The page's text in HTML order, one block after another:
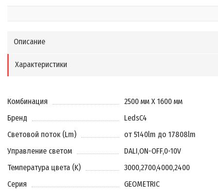
Описание
Характеристики
Комбинация
2500 мм X 1600 мм
Бренд
LedsC4
Световой поток (Lm)
от 5140lm до 17808lm
Управление светом
DALI,ON-OFF,0-10V
Температура цвета (K)
3000,2700,4000,2400
Серия
GEOMETRIC